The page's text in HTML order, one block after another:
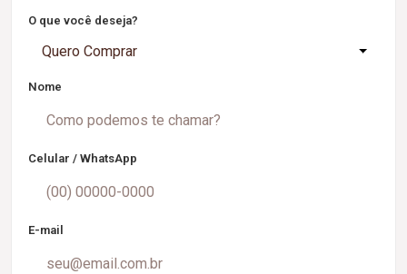
O que você deseja?
Quero Comprar
Nome
Celular / WhatsApp
E-mail